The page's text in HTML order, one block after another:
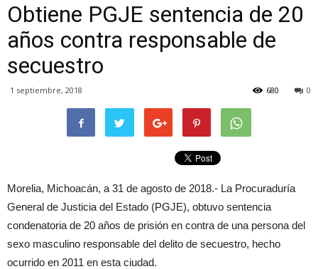
Obtiene PGJE sentencia de 20
años contra responsable de
secuestro
1 septiembre, 2018 0
680
Morelia, Michoacán, a 31 de agosto de 2018.- La Procuraduría
General de Justicia del Estado (PGJE), obtuvo sentencia
condenatoria de 20 años de prisión en contra de una persona del
sexo masculino responsable del delito de secuestro, hecho
ocurrido en 2011 en esta ciudad.